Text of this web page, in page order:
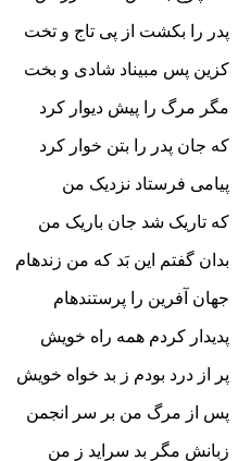
پدر را بکشت از پى تاج و تخت
کزین پس مبیناد شادى و بخت‏
مگر مرگ را پیش دیوار کرد
که جان پدر را بتن خوار کرد
پیامى فرستاد نزدیک من
که تاریک شد جان باریک من‏
بدان گفتم این بَد که من زنده‏ام
جهان آفرین را پرستنده‏ام‏
پدیدار کردم همه راه خویش
پر از درد بودم ز بد خواه خویش‏
پس از مرگ من بر سر انجمن
زبانش مگر بد سراید ز من‏